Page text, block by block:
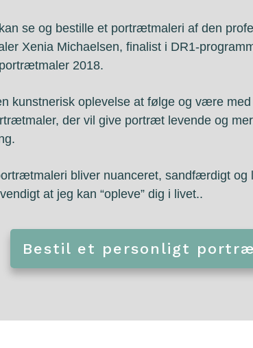
se og bestille et portrætmaleri af den
Xenia Michaelsen, finalist i DR1-
2018.
kunstnerisk oplevelse at følge og være
der vil give portræt levende og
bliver nuanceret, sandfærdigt og
at jeg kan “opleve” dig i livet..
Bestil et personligt